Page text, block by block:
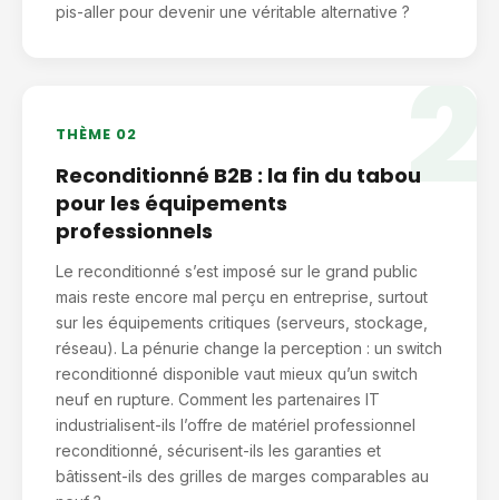
pis-aller pour devenir une véritable alternative ?
2
THÈME 02
Reconditionné B2B : la fin du tabou
pour les équipements
professionnels
Le reconditionné s’est imposé sur le grand public
mais reste encore mal perçu en entreprise, surtout
sur les équipements critiques (serveurs, stockage,
réseau). La pénurie change la perception : un switch
reconditionné disponible vaut mieux qu’un switch
neuf en rupture. Comment les partenaires IT
industrialisent-ils l’offre de matériel professionnel
reconditionné, sécurisent-ils les garanties et
bâtissent-ils des grilles de marges comparables au